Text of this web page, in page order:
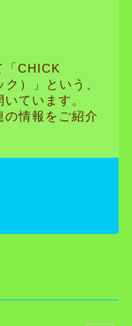
「CHICK
）」という、
ています。
の情報をご紹介